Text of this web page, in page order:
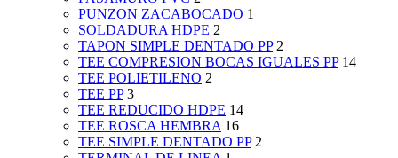
PUNZON ZACABOCADO 1
SOLDADURA HDPE 2
TAPON SIMPLE DENTADO PP 2
TEE COMPRESION BOCAS IGUALES PP 14
TEE POLIETILENO 2
TEE PP 3
TEE REDUCIDO HDPE 14
TEE ROSCA HEMBRA 16
TEE SIMPLE DENTADO PP 2